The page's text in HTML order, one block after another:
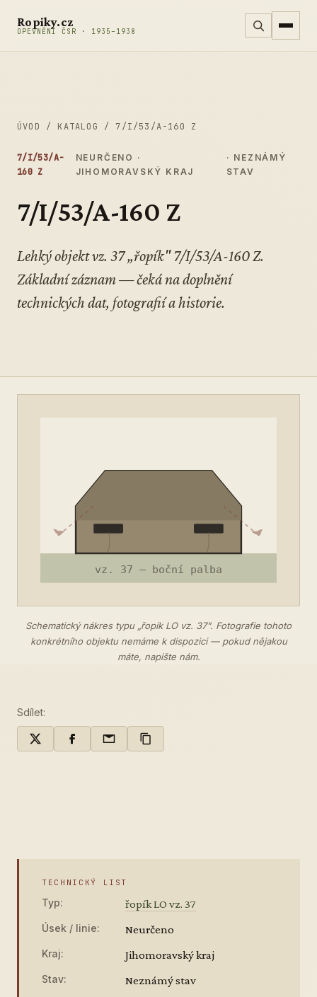
Ropiky.cz
OPEVNĚNÍ ČSR · 1935–1938
ÚVOD / KATALOG / 7/I/53/A-160 Z
7/I/53/A-
160 Z
NEURČENO ·
JIHOMORAVSKÝ KRAJ
· NEZNÁMÝ
STAV
7/I/53/A-160 Z
Lehký objekt vz. 37 „řopík" 7/I/53/A-160 Z.
Základní záznam — čeká na doplnění
technických dat, fotografií a historie.
Schematický nákres typu „řopík LO vz. 37". Fotografie tohoto
konkrétního objektu nemáme k dispozici — pokud nějakou
máte, napište nám.
Sdílet:
TECHNICKÝ LIST
Typ: řopík LO vz. 37
Úsek / linie: Neurčeno
Kraj: Jihomoravský kraj
Stav: Neznámý stav